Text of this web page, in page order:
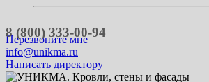
8 (800) 333-00-94
Перезвоните мне
info@unikma.ru
Написать директору